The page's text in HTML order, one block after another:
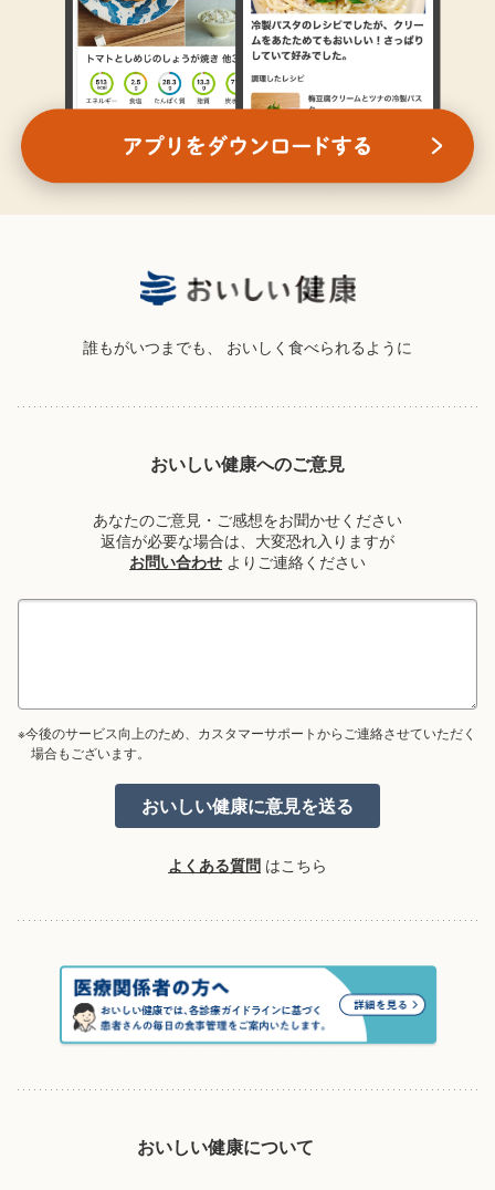
誰もがいつまでも、 おいしく食べられるように
おいしい健康へのご意見
あなたのご意見・ご感想をお聞かせください
返信が必要な場合は、大変恐れ入りますが
お問い合わせ よりご連絡ください
※今後のサービス向上のため、カスタマーサポートからご連絡させていただく
場合もございます。
よくある質問 はこちら
おいしい健康について